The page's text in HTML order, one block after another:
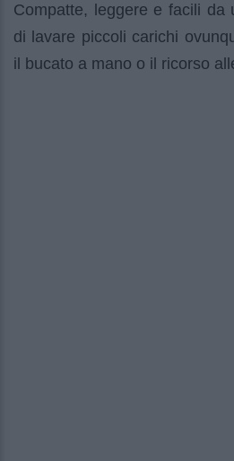
Compatte, leggere e facili da
di lavare piccoli carichi
il bucato a mano o il ricorso